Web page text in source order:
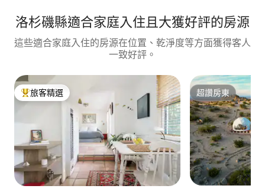
洛杉磯縣適合家庭入住且大獲好評的房源
這些適合家庭入住的房源在位置、乾淨度等方面獲得客人
一致好評。
旅客精選榜首
旅客精選 超讚房東
超讚房東